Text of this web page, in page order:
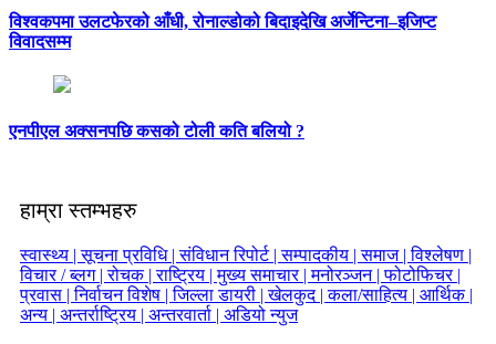
विश्वकपमा उलटफेरको आँधी, रोनाल्डोको बिदाइदेखि अर्जेन्टिना–इजिप्ट
विवादसम्म
एनपीएल अक्सनपछि कसको टोली कति बलियो ?
हाम्रा स्तम्भहरु
स्वास्थ्य |सूचना प्रविधि |संविधान रिपोर्ट |सम्पादकीय |समाज |विश्लेषण |
विचार / ब्लग |रोचक |राष्ट्रिय |मुख्य समाचार |मनोरञ्जन |फोटोफिचर |
प्रवास |निर्वाचन विशेष |जिल्ला डायरी |खेलकुद |कला/साहित्य | आर्थिक |
अन्य | अन्तर्राष्ट्रिय | अन्तरवार्ता | अडियो न्युज